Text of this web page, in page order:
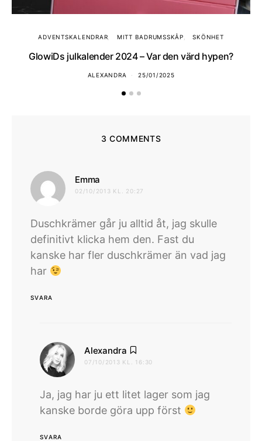
ADVENTSKALENDRAR MITT BADRUMSSKÅP SKÖNHET
GlowiDs julkalender 2024 – Var den värd hypen?
ALEXANDRA 25/01/2025
3 COMMENTS
Emma
02/10/2013 KL. 20:27
Duschkrämer går ju alltid åt, jag skulle
definitivt klicka hem den. Fast du
kanske har fler duschkrämer än vad jag
har
SVARA
Alexandra
07/10/2013 KL. 16:30
Ja, jag har ju ett litet lager som jag
kanske borde göra upp först
SVARA